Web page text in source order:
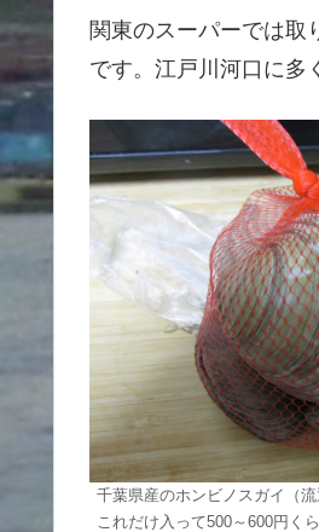
関東のスーパーでは取
です。江戸川河口に多
千葉県産のホンビノスガイ（流
これだけ入って500～600円く